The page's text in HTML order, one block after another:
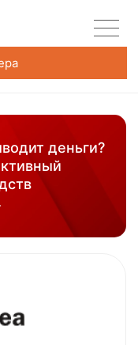
деньги?